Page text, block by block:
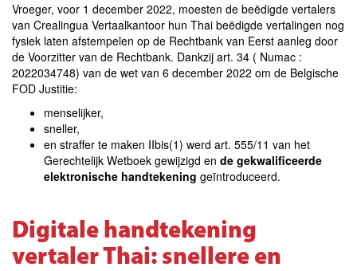
Vroeger, voor 1 december 2022, moesten de beëdigde vertalers
van Crealingua Vertaalkantoor hun Thai beëdigde vertalingen nog
fysiek laten afstempelen op de Rechtbank van Eerst aanleg door
de Voorzitter van de Rechtbank. Dankzij art. 34 ( Numac :
2022034748) van de wet van 6 december 2022 om de Belgische
FOD Justitie:
menselijker,
sneller,
en straffer te maken IIbis(1) werd art. 555/11 van het
Gerechtelijk Wetboek gewijzigd en de gekwalificeerde
elektronische handtekening geïntroduceerd.
Digitale handtekening
vertaler Thai: snellere en